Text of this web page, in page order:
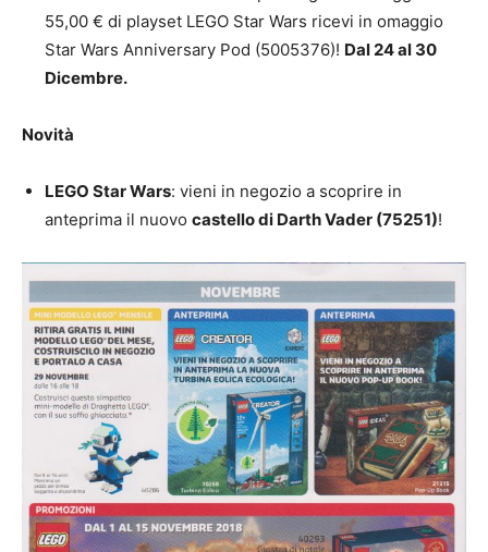
55,00 € di playset LEGO Star Wars ricevi in omaggio
Star Wars Anniversary Pod (5005376)! Dal 24 al 30
Dicembre.
Novità
LEGO Star Wars: vieni in negozio a scoprire in
anteprima il nuovo castello di Darth Vader (75251)!